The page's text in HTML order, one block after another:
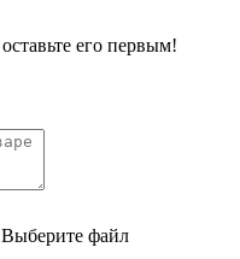
его первым!
Выберите файл